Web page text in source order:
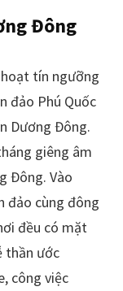
Đông
tín ngưỡng
đảo Phú Quốc
Dương Đông.
giêng âm
Đông. Vào
đảo cùng đông
đều có mặt
thần ước
công việc